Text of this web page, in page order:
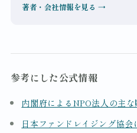
著者・会社情報を見る→
参考にした公式情報
内閣府によるNPO法人の主な
日本ファンドレイジング協